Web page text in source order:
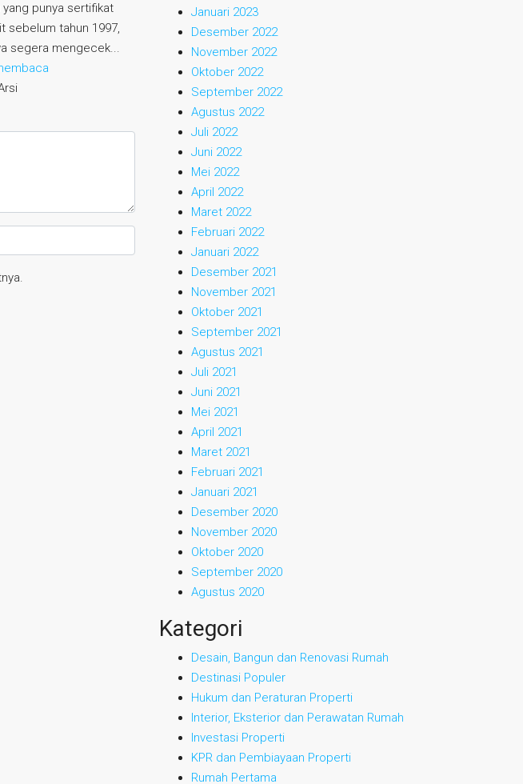
yang punya sertifikat
sebelum tahun 1997,
segera mengecek...
Januari 2023
Desember 2022
November 2022
Oktober 2022
September 2022
Agustus 2022
Juli 2022
Juni 2022
Mei 2022
April 2022
Maret 2022
Februari 2022
Januari 2022
Desember 2021
November 2021
Oktober 2021
September 2021
Agustus 2021
Juli 2021
Juni 2021
Mei 2021
April 2021
Maret 2021
Februari 2021
Januari 2021
Desember 2020
November 2020
Oktober 2020
September 2020
Agustus 2020
Kategori
Desain, Bangun dan Renovasi Rumah
Destinasi Populer
Hukum dan Peraturan Properti
Interior, Eksterior dan Perawatan Rumah
Investasi Properti
KPR dan Pembiayaan Properti
Rumah Pertama